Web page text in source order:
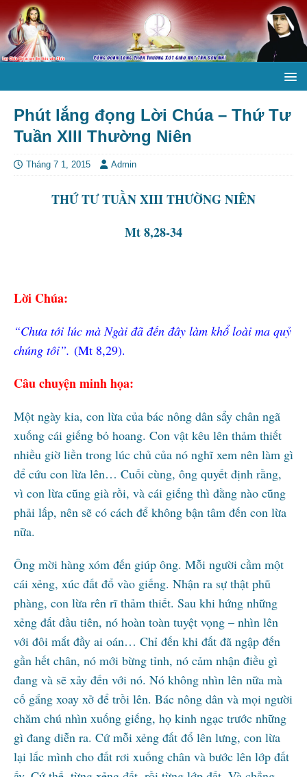
Phút lắng đọng Lời Chúa – Thứ Tư
Tuần XIII Thường Niên
Tháng 7 1, 2015 Admin
THỨ TƯ TUẦN XIII THƯỜNG NIÊN
Mt 8,28-34
Lời Chúa:
“Chưa tới lúc mà Ngài đã đến đây làm khổ loài ma quỷ
chúng tôi”. (Mt 8,29).
Câu chuyện minh họa:
Một ngày kia, con lừa của bác nông dân sẩy chân ngã
xuống cái giếng bỏ hoang. Con vật kêu lên thảm thiết
nhiều giờ liền trong lúc chủ của nó nghĩ xem nên làm gì
để cứu con lừa lên… Cuối cùng, ông quyết định rằng,
vì con lừa cũng già rồi, và cái giếng thì đằng nào cũng
phải lấp, nên sẽ có cách để không bận tâm đến con lừa
nữa.
Ông mời hàng xóm đến giúp ông. Mỗi người cầm một
cái xẻng, xúc đất đổ vào giếng. Nhận ra sự thật phũ
phàng, con lừa rên rĩ thảm thiết. Sau khi hứng những
xẻng đất đầu tiên, nó hoàn toàn tuyệt vọng – nhìn lên
với đôi mắt đầy ai oán… Chỉ đến khi đất đã ngập đến
gần hết chân, nó mới bừng tỉnh, nó cảm nhận điều gì
đang và sẽ xảy đến với nó. Nó không nhìn lên nữa mà
cố gắng xoay xở để trồi lên. Bác nông dân và mọi người
chăm chú nhìn xuống giếng, họ kinh ngạc trước những
gì đang diễn ra. Cứ mỗi xẻng đất đổ lên lưng, con lừa
lại lắc mình cho đất rơi xuống chân và bước lên lớp đất